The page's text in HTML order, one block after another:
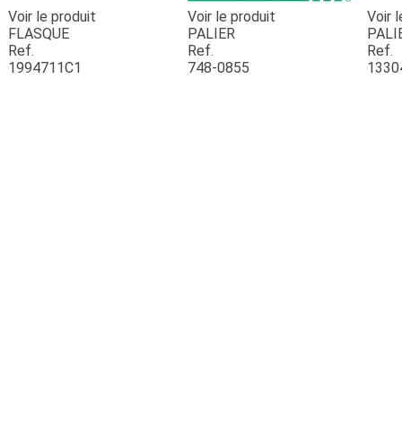
JOUET
ESPACES VERTS
Voir le produit
FLASQUE
Ref.
1994711C1
Voir le produit
PALIER
Ref.
748-0855
Voir
Ref.